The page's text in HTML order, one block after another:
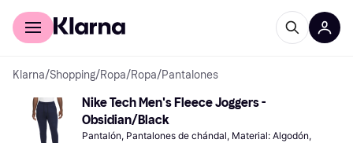
Comprar con Klarna
Klarna/Shopping/Ropa/Ropa/Pantalones
Nike Tech Men's Fleece Joggers -
Obsidian/Black
Pantalón, Pantalones de chándal, Material: Algodón,